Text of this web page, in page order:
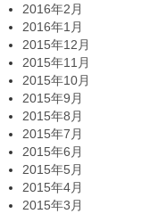
2016年2月
2016年1月
2015年12月
2015年11月
2015年10月
2015年9月
2015年8月
2015年7月
2015年6月
2015年5月
2015年4月
2015年3月